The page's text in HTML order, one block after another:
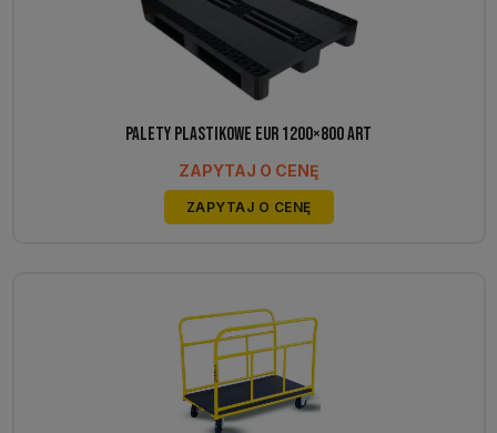
Palety plastikowe EUR 1200×800 ART
ZAPYTAJ O CENĘ
ZAPYTAJ O CENĘ